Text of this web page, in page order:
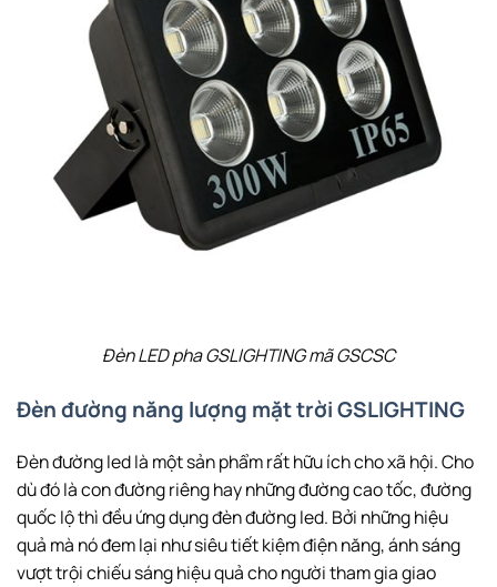
Đèn LED pha GSLIGHTING mã GSCSC
Đèn đường năng lượng mặt trời GSLIGHTING
Đèn đường led là một sản phẩm rất hữu ích cho xã hội. Cho
dù đó là con đường riêng hay những đường cao tốc, đường
quốc lộ thì đều ứng dụng đèn đường led. Bởi những hiệu
quả mà nó đem lại như siêu tiết kiệm điện năng, ánh sáng
vượt trội chiếu sáng hiệu quả cho người tham gia giao